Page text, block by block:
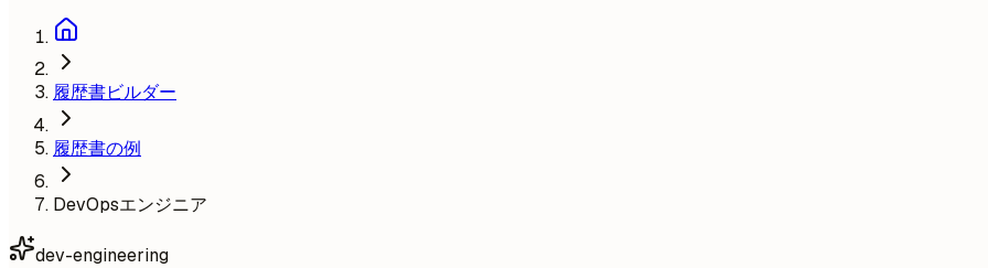
履歴書ビルダー
履歴書の例
DevOpsエンジニア
dev-engineering